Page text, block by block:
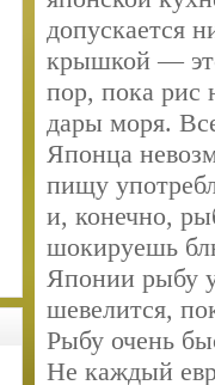
допускается
крышкой —
пор, пока рис
дары моря.
Японца
пищу
и, конечно,
шокируешь
Японии рыбу
шевелится,
Рыбу очень
Не каждый